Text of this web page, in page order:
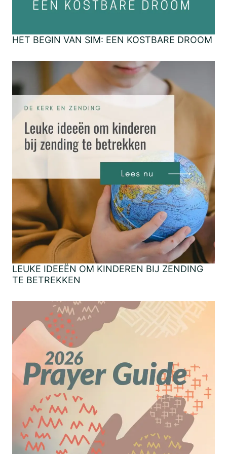
HET BEGIN VAN SIM: EEN KOSTBARE DROOM
LEUKE IDEEËN OM KINDEREN BIJ ZENDING
TE BETREKKEN